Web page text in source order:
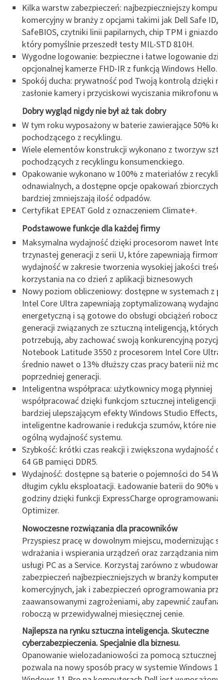
Kilka warstw zabezpieczeń: najbezpieczniejszy
komercyjny w branży z opcjami takimi jak Dell Safe
SafeBIOS, czytniki linii papilarnych, chip TPM i
który pomyślnie przeszedł testy MIL-STD 810H.
Wygodne logowanie: bezpieczne i łatwe logowanie
opcjonalnej kamerze FHD-IR z funkcją Windows Hello.
Spokój ducha: prywatność pod Twoją kontrolą dzięki
zasłonie kamery i przyciskowi wyciszania mikrofonu
Dobry wygląd nigdy nie był aż tak dobry
W tym roku wyposażony w baterie zawierające 50%
pochodzącego z recyklingu.
Wiele elementów konstrukcji wykonano z tworzyw
pochodzących z recyklingu konsumenckiego.
Opakowanie wykonano w 100% z materiałów z
odnawialnych, a dostępne opcje opakowań
bardziej zmniejszają ilość odpadów.
Certyfikat EPEAT Gold z oznaczeniem Climate+.
Podstawowe funkcje dla każdej firmy
Maksymalna wydajność dzięki procesorom nawet
trzynastej generacji z serii U, które zapewniają
wydajność w zakresie tworzenia wysokiej jakości
korzystania na co dzień z aplikacji biznesowych
Nowy poziom obliczeniowy: dostępne w systemach z
Intel Core Ultra zapewniają zoptymalizowaną
energetyczną i są gotowe do obsługi obciążeń
generacji związanych ze sztuczną inteligencją,
potrzebują, aby zachować swoją konkurencyjną
Notebook Latitude 3550 z procesorem Intel Core
średnio nawet o 13% dłuższy czas pracy baterii niż
poprzedniej generacji.
Inteligentna współpraca: użytkownicy mogą płynniej
współpracować dzięki funkcjom sztucznej inteligencji
bardziej ulepszającym efekty Windows Studio
inteligentne kadrowanie i redukcja szumów, które nie
ogólną wydajność systemu.
Szybkość: krótki czas reakcji i zwiększona wydajność
64 GB pamięci DDR5.
Wydajność: dostępne są baterie o pojemności do 54
długim cyklu eksploatacji. Ładowanie baterii do 90%
godziny dzięki funkcji ExpressCharge
Optimizer.
Nowoczesne rozwiązania dla pracowników
Przyspiesz pracę w dowolnym miejscu, modernizując
wdrażania i wspierania urządzeń oraz zarządzania
usługi PC as a Service. Korzystaj zarówno z
zabezpieczeń najbezpieczniejszych w branży
komercyjnych, jak i zabezpieczeń oprogramowania
zaawansowanymi zagrożeniami, aby zapewnić
roboczą w przewidywalnej miesięcznej cenie.
Najlepsza na rynku sztuczna inteligencja. Skuteczne
cyberzabezpieczenia. Specjalnie dla biznesu.
Opanowanie wielozadaniowości za pomocą
pozwala na nowy sposób pracy w systemie Windows